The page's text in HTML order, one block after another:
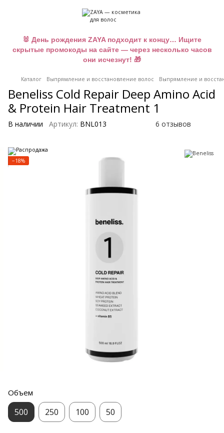
🐰 День рождения ZAYA подходит к концу… Ищите
скрытые промокоды на сайте — через несколько часов
они исчезнут! 🎁
Каталог Выпрямление и восстановление волос Выпрямление и
Beneliss Cold Repair Deep Amino Acid
& Protein Hair Treatment 1
В наличии Артикул: BNL013 6 отзывов
−18%
Объем
500 250 100 50